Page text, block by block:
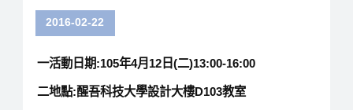
2016-02-22
一活動日期:105年4月12日(二)13:00-16:00
二地點:醒吾科技大學設計大樓D103教室